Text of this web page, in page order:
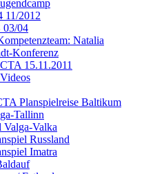
11/2012
03/04
Natalia
Konferenz
15.11.2011
Planspielreise Baltikum
Tallinn
Valga-Valka
Russland
Imatra